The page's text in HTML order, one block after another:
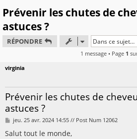
Prévenir les chutes de
astuces ?
RÉPONDRE
1 message • Page 1
virginia
Prévenir les chutes de
astuces ?
M
e
s
jeu. 25 avr. 2024 14:55 // Post Num 12062
Salut tout le monde,